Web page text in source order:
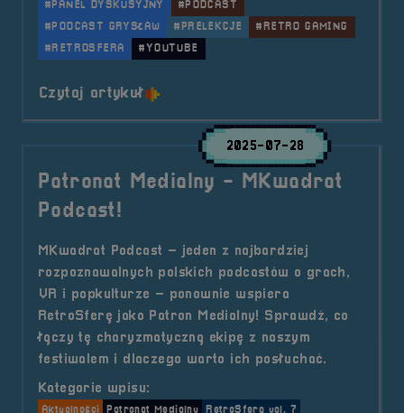
#PANEL DYSKUSYJNY
#PODCAST
#PODCAST GRYSŁAW
#PRELEKCJE
#RETRO GAMING
#RETROSFERA
#YOUTUBE
Czytaj artykuło tytule Wywiad &#8211;
2025-07-28
Patronat Medialny - MKwadrat
Podcast!
MKwadrat Podcast – jeden z najbardziej
rozpoznawalnych polskich podcastów o grach,
VR i popkulturze – ponownie wspiera
RetroSferę jako Patron Medialny! Sprawdź, co
łączy tę charyzmatyczną ekipę z naszym
festiwalem i dlaczego warto ich posłuchać.
Kategorie wpisu:
Aktualności Patronat Medialny RetroSfera vol. 7